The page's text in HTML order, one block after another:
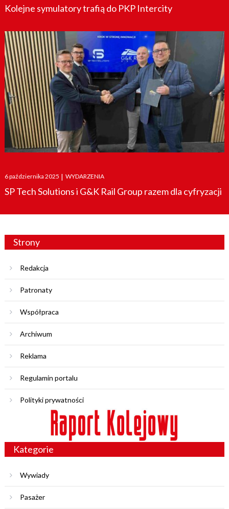
Kolejne symulatory trafią do PKP Intercity
Posted
on
6 października 2025 | WYDARZENIA
SP Tech Solutions i G&K Rail Group razem dla cyfryzacji
Strony
Redakcja
Patronaty
Współpraca
Archiwum
Reklama
Regulamin portalu
Polityki prywatności
Kategorie
Wywiady
Pasażer